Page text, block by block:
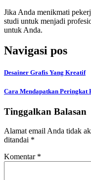
Jika Anda menikmati
studi untuk menjadi
untuk Anda.
Navigasi pos
Desainer Grafis Yang Kreatif
Cara Mendapatkan Peringkat
Tinggalkan Balasan
Alamat email Anda tidak
ditandai *
Komentar *